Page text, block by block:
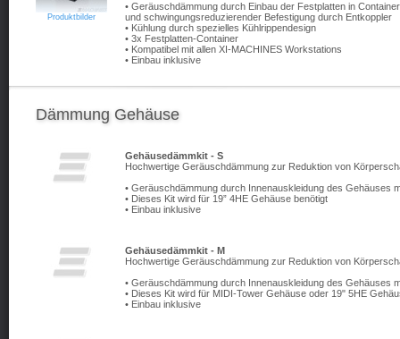
Produktbilder
• Geräuschdämmung durch Einbau der Festplatten in
und schwingungsreduzierender Befestigung durch Entkoppler
• Kühlung durch spezielles Kühlrippendesign
• 3x Festplatten-Container
• Kompatibel mit allen XI-MACHINES Workstations
• Einbau inklusive
Dämmung Gehäuse
Gehäusedämmkit - S
Hochwertige Geräuschdämmung zur Reduktion von
• Geräuschdämmung durch Innenauskleidung des Gehäuses
• Dieses Kit wird für 19” 4HE Gehäuse benötigt
• Einbau inklusive
Gehäusedämmkit - M
Hochwertige Geräuschdämmung zur Reduktion von
• Geräuschdämmung durch Innenauskleidung des Gehäuses
• Dieses Kit wird für MIDI-Tower Gehäuse oder 19" 5HE
• Einbau inklusive